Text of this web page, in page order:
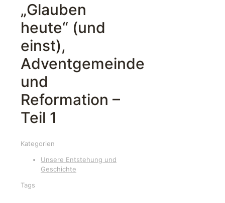
„Glauben
heute“ (und
einst),
Adventgemeinde
und
Reformation –
Teil 1
Kategorien
Unsere Entstehung und
Geschichte
Tags